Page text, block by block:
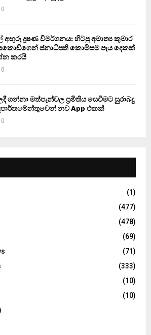
0
අඟුරු දූෂණ විමර්ශනය: හිටපු අමාත්‍ය කුමාර
ජනාධිපති කොමිසම පැය දෙකක්
කරයි
0
ගන්නා මත්පැන්වල ප්‍රමිතිය සෙවීමට සුරාබදු
නව App එකක්
0
(1)
(477)
(478)
(69)
(71)
(333)
(10)
(10)